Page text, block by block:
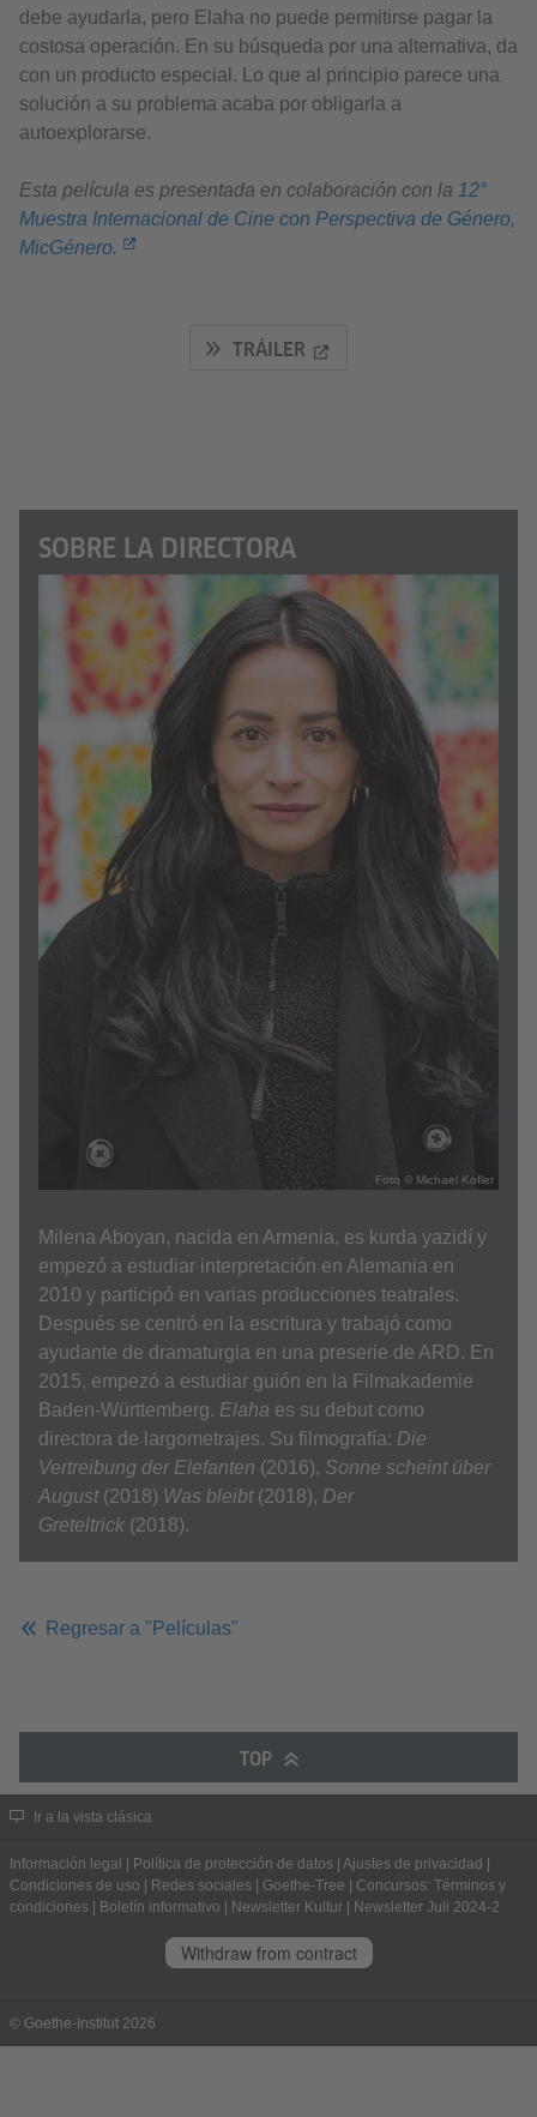
debe ayudarla, pero Elaha no puede permitirse pagar la
costosa operación. En su búsqueda por una alternativa, da
con un producto especial. Lo que al principio parece una
solución a su problema acaba por obligarla a
autoexplorarse.
Esta película es presentada en colaboración con la 12°
Muestra Internacional de Cine con Perspectiva de Género,
MicGénero.
TRÁILER
SOBRE LA DIRECTORA
Foto © Michael Kofler
Milena Aboyan, nacida en Armenia, es kurda yazidí y
empezó a estudiar interpretación en Alemania en
2010 y participó en varias producciones teatrales.
Después se centró en la escritura y trabajó como
ayudante de dramaturgia en una preserie de ARD. En
2015, empezó a estudiar guión en la Filmakademie
Baden-Württemberg. Elaha es su debut como
directora de largometrajes. Su filmografía: Die
Vertreibung der Elefanten (2016), Sonne scheint über
August (2018) Was bleibt(2018), Der
Greteltrick (2018).
Regresar a "Películas"
TOP
Ir a la vista clásica
Información legal | Política de protección de datos | Ajustes de privacidad |
Condiciones de uso | Redes sociales | Goethe-Tree | Concursos: Términos y
condiciones | Boletín informativo | Newsletter Kultur | Newsletter Juli 2024-2
Withdraw from contract
© Goethe-Institut 2026